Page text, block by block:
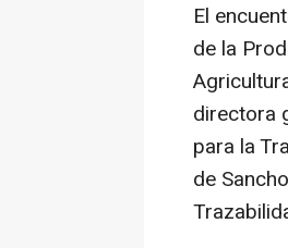
El
de la
directora
para la
de